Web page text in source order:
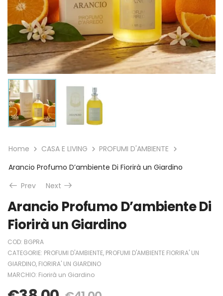
Home CASA E LIVING
PROFUMI D'AMBIENTE
Arancio Profumo D’ambiente Di Fiorirà un Giardino
Prev
Next
Arancio Profumo D’ambiente Di
Fiorirà un Giardino
COD: BGPRA
CATEGORIE: PROFUMI D'AMBIENTE, PROFUMI D'AMBIENTE FIORIRA' UN
GIARDINO, FIORIRA' UN GIARDINO
MARCHIO: Fiorirà un Giardino